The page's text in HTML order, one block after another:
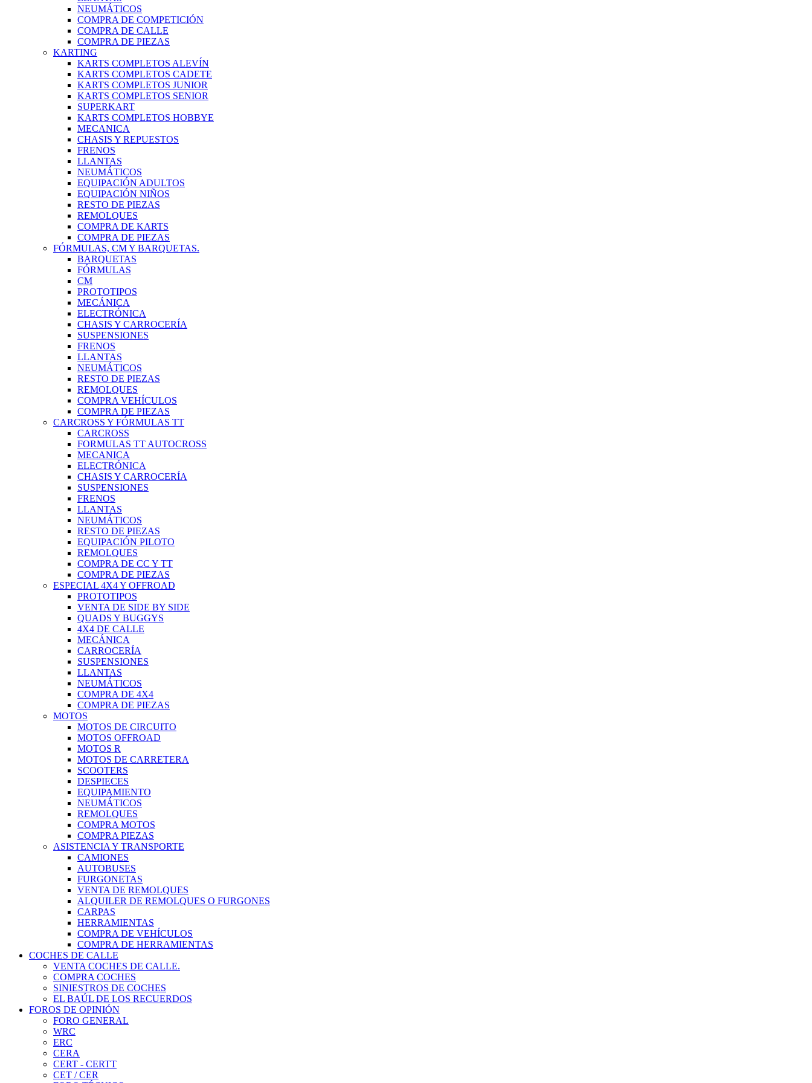
NEUMÁTICOS
COMPRA DE COMPETICIÓN
COMPRA DE CALLE
COMPRA DE PIEZAS
KARTING
KARTS COMPLETOS ALEVÍN
KARTS COMPLETOS CADETE
KARTS COMPLETOS JUNIOR
KARTS COMPLETOS SENIOR
SUPERKART
KARTS COMPLETOS HOBBYE
MECANICA
CHASIS Y REPUESTOS
FRENOS
LLANTAS
NEUMÁTICOS
EQUIPACIÓN ADULTOS
EQUIPACIÓN NIÑOS
RESTO DE PIEZAS
REMOLQUES
COMPRA DE KARTS
COMPRA DE PIEZAS
FÓRMULAS, CM Y BARQUETAS.
BARQUETAS
FÓRMULAS
CM
PROTOTIPOS
MECÁNICA
ELECTRÓNICA
CHASIS Y CARROCERÍA
SUSPENSIONES
FRENOS
LLANTAS
NEUMÁTICOS
RESTO DE PIEZAS
REMOLQUES
COMPRA VEHÍCULOS
COMPRA DE PIEZAS
CARCROSS Y FÓRMULAS TT
CARCROSS
FORMULAS TT AUTOCROSS
MECANICA
ELECTRÓNICA
CHASIS Y CARROCERÍA
SUSPENSIONES
FRENOS
LLANTAS
NEUMÁTICOS
RESTO DE PIEZAS
EQUIPACIÓN PILOTO
REMOLQUES
COMPRA DE CC Y TT
COMPRA DE PIEZAS
ESPECIAL 4X4 Y OFFROAD
PROTOTIPOS
VENTA DE SIDE BY SIDE
QUADS Y BUGGYS
4X4 DE CALLE
MECÁNICA
CARROCERÍA
SUSPENSIONES
LLANTAS
NEUMÁTICOS
COMPRA DE 4X4
COMPRA DE PIEZAS
MOTOS
MOTOS DE CIRCUITO
MOTOS OFFROAD
MOTOS R
MOTOS DE CARRETERA
SCOOTERS
DESPIECES
EQUIPAMIENTO
NEUMÁTICOS
REMOLQUES
COMPRA MOTOS
COMPRA PIEZAS
ASISTENCIA Y TRANSPORTE
CAMIONES
AUTOBUSES
FURGONETAS
VENTA DE REMOLQUES
ALQUILER DE REMOLQUES O FURGONES
CARPAS
HERRAMIENTAS
COMPRA DE VEHÍCULOS
COMPRA DE HERRAMIENTAS
COCHES DE CALLE
VENTA COCHES DE CALLE.
COMPRA COCHES
SINIESTROS DE COCHES
EL BAÚL DE LOS RECUERDOS
FOROS DE OPINIÓN
FORO GENERAL
WRC
ERC
CERA
CERT - CERTT
CET / CER